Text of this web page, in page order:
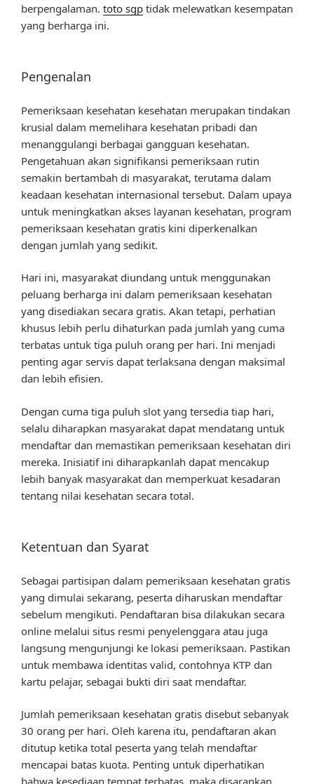
berpengalaman. toto sgp tidak melewatkan kesempatan
yang berharga ini.
Pengenalan
Pemeriksaan kesehatan kesehatan merupakan tindakan
krusial dalam memelihara kesehatan pribadi dan
menanggulangi berbagai gangguan kesehatan.
Pengetahuan akan signifikansi pemeriksaan rutin
semakin bertambah di masyarakat, terutama dalam
keadaan kesehatan internasional tersebut. Dalam upaya
untuk meningkatkan akses layanan kesehatan, program
pemeriksaan kesehatan gratis kini diperkenalkan
dengan jumlah yang sedikit.
Hari ini, masyarakat diundang untuk menggunakan
peluang berharga ini dalam pemeriksaan kesehatan
yang disediakan secara gratis. Akan tetapi, perhatian
khusus lebih perlu dihaturkan pada jumlah yang cuma
terbatas untuk tiga puluh orang per hari. Ini menjadi
penting agar servis dapat terlaksana dengan maksimal
dan lebih efisien.
Dengan cuma tiga puluh slot yang tersedia tiap hari,
selalu diharapkan masyarakat dapat mendatang untuk
mendaftar dan memastikan pemeriksaan kesehatan diri
mereka. Inisiatif ini diharapkanlah dapat mencakup
lebih banyak masyarakat dan memperkuat kesadaran
tentang nilai kesehatan secara total.
Ketentuan dan Syarat
Sebagai partisipan dalam pemeriksaan kesehatan gratis
yang dimulai sekarang, peserta diharuskan mendaftar
sebelum mengikuti. Pendaftaran bisa dilakukan secara
online melalui situs resmi penyelenggara atau juga
langsung mengunjungi ke lokasi pemeriksaan. Pastikan
untuk membawa identitas valid, contohnya KTP dan
kartu pelajar, sebagai bukti diri saat mendaftar.
Jumlah pemeriksaan kesehatan gratis disebut sebanyak
30 orang per hari. Oleh karena itu, pendaftaran akan
ditutup ketika total peserta yang telah mendaftar
mencapai batas kuota. Penting untuk diperhatikan